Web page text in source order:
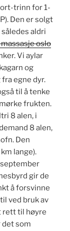
trinn for 1-
Den er solgt
aldri
oslo
Vi aylar
og
egne dyr.
til å tenke
frukten.
8 alen, i
8 alen,
Den
lange).
september
gir de
å forsvinne
ved bruk av
rett til høyre
som